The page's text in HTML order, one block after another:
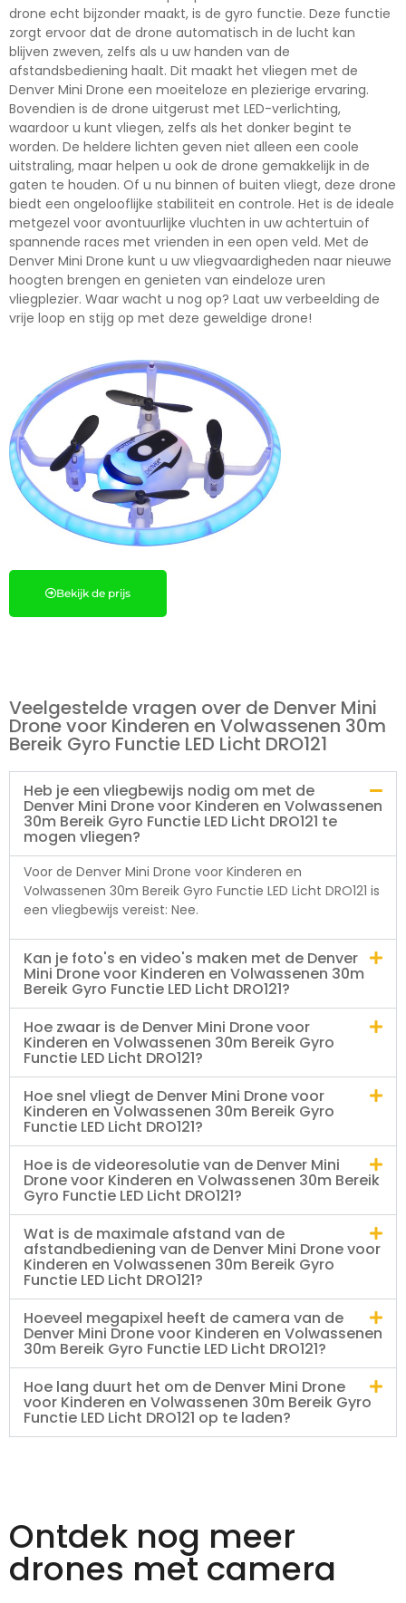
drone echt bijzonder maakt, is de gyro functie. Deze functie
zorgt ervoor dat de drone automatisch in de lucht kan
blijven zweven, zelfs als u uw handen van de
afstandsbediening haalt. Dit maakt het vliegen met de
Denver Mini Drone een moeiteloze en plezierige ervaring.
Bovendien is de drone uitgerust met LED-verlichting,
waardoor u kunt vliegen, zelfs als het donker begint te
worden. De heldere lichten geven niet alleen een coole
uitstraling, maar helpen u ook de drone gemakkelijk in de
gaten te houden. Of u nu binnen of buiten vliegt, deze drone
biedt een ongelooflijke stabiliteit en controle. Het is de ideale
metgezel voor avontuurlijke vluchten in uw achtertuin of
spannende races met vrienden in een open veld. Met de
Denver Mini Drone kunt u uw vliegvaardigheden naar nieuwe
hoogten brengen en genieten van eindeloze uren
vliegplezier. Waar wacht u nog op? Laat uw verbeelding de
vrije loop en stijg op met deze geweldige drone!
Bekijk de prijs
Veelgestelde vragen over de Denver Mini
Drone voor Kinderen en Volwassenen 30m
Bereik Gyro Functie LED Licht DRO121
Heb je een vliegbewijs nodig om met de
Denver Mini Drone voor Kinderen en Volwassenen
30m Bereik Gyro Functie LED Licht DRO121 te
mogen vliegen?
Voor de Denver Mini Drone voor Kinderen en
Volwassenen 30m Bereik Gyro Functie LED Licht DRO121 is
een vliegbewijs vereist: Nee.
Kan je foto's en video's maken met de Denver
Mini Drone voor Kinderen en Volwassenen 30m
Bereik Gyro Functie LED Licht DRO121?
Hoe zwaar is de Denver Mini Drone voor
Kinderen en Volwassenen 30m Bereik Gyro
Functie LED Licht DRO121?
Hoe snel vliegt de Denver Mini Drone voor
Kinderen en Volwassenen 30m Bereik Gyro
Functie LED Licht DRO121?
Hoe is de videoresolutie van de Denver Mini
Drone voor Kinderen en Volwassenen 30m Bereik
Gyro Functie LED Licht DRO121?
Wat is de maximale afstand van de
afstandbediening van de Denver Mini Drone voor
Kinderen en Volwassenen 30m Bereik Gyro
Functie LED Licht DRO121?
Hoeveel megapixel heeft de camera van de
Denver Mini Drone voor Kinderen en Volwassenen
30m Bereik Gyro Functie LED Licht DRO121?
Hoe lang duurt het om de Denver Mini Drone
voor Kinderen en Volwassenen 30m Bereik Gyro
Functie LED Licht DRO121 op te laden?
Ontdek nog meer
drones met camera